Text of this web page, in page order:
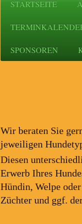
STARTSEITE
SPONSOREN
Vor
Wir beraten Sie
jeweiligen
Diesen
Erwerb Ihres
Hündin, Welpe
Züchter und ggf.